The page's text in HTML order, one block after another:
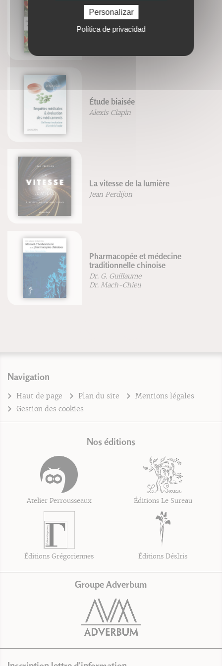
La herboristerìa
Patrice De Bonneval
Étude biaisée
Alexis Clapin
La vitesse de la lumière
Jean Perdijon
Pharmacopée et médecine
traditionnelle chinoise
Dr. G. Guillaume
Dr. Mach-Chieu
Navigation
Haut de page Plan du site
Mentions légales
Gestion des cookies
Nos éditions
Atelier Perrousseaux Éditions Le Sureau
Éditions Grégoriennes Éditions DésIris
Groupe Adverbum
Personalizar
Política de privacidad